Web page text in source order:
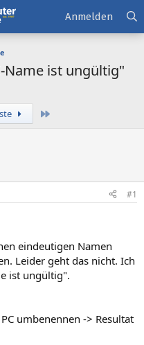
Anmelden
Name ist ungültig"
#1
eindeutigen Namen
Leider geht das nicht. Ich
ist ungültig".
umbenennen -> Resultat